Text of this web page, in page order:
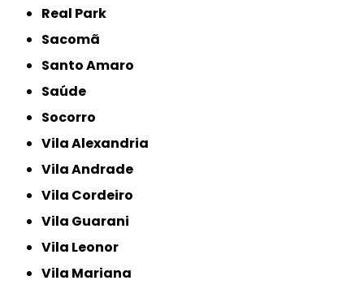
Real Park
Sacomã
Santo Amaro
Saúde
Socorro
Vila Alexandria
Vila Andrade
Vila Cordeiro
Vila Guarani
Vila Leonor
Vila Mariana